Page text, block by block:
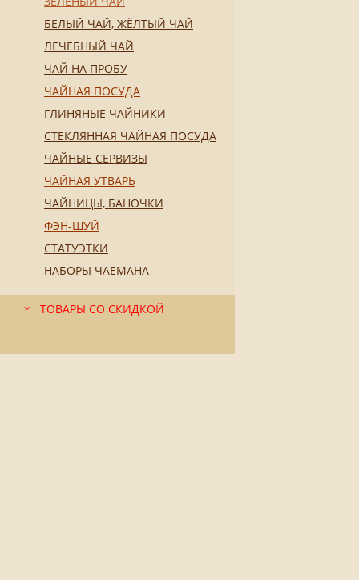
БЕЛЫЙ ЧАЙ, ЖЁЛТЫЙ ЧАЙ
ЛЕЧЕБНЫЙ ЧАЙ
ЧАЙ НА ПРОБУ
ЧАЙНАЯ ПОСУДА
ГЛИНЯНЫЕ ЧАЙНИКИ
СТЕКЛЯННАЯ ЧАЙНАЯ ПОСУДА
ЧАЙНЫЕ СЕРВИЗЫ
ЧАЙНАЯ УТВАРЬ
ЧАЙНИЦЫ, БАНОЧКИ
ФЭН-ШУЙ
СТАТУЭТКИ
НАБОРЫ ЧАЕМАНА
ТОВАРЫ СО СКИДКОЙ